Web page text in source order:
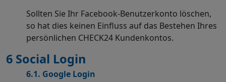
Sollten Sie Ihr Facebook-Benutzerkonto löschen,
so hat dies keinen Einfluss auf das Bestehen Ihres
persönlichen CHECK24 Kundenkontos.
6 Social Login
6.1. Google Login